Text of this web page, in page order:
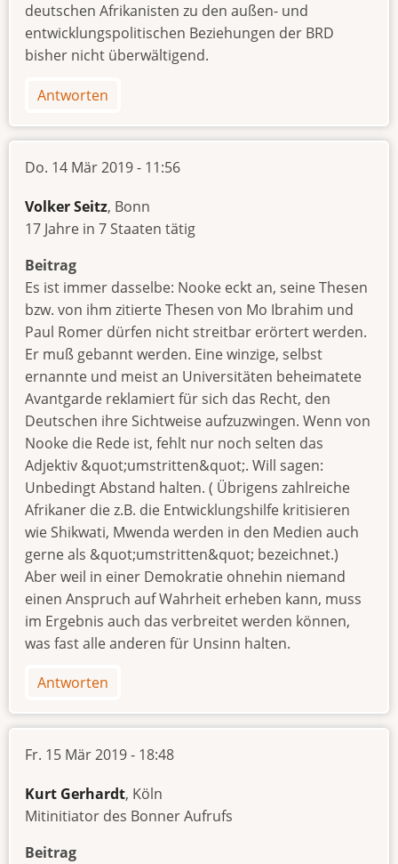
deutschen Afrikanisten zu den außen- und
entwicklungspolitischen Beziehungen der BRD
bisher nicht überwältigend.
Antworten
Do. 14 Mär 2019 - 11:56
Volker Seitz, Bonn
17 Jahre in 7 Staaten tätig
Beitrag
Es ist immer dasselbe: Nooke eckt an, seine Thesen
bzw. von ihm zitierte Thesen von Mo Ibrahim und
Paul Romer dürfen nicht streitbar erörtert werden.
Er muß gebannt werden. Eine winzige, selbst
ernannte und meist an Universitäten beheimatete
Avantgarde reklamiert für sich das Recht, den
Deutschen ihre Sichtweise aufzuzwingen. Wenn von
Nooke die Rede ist, fehlt nur noch selten das
Adjektiv &quot;umstritten&quot;. Will sagen:
Unbedingt Abstand halten. ( Übrigens zahlreiche
Afrikaner die z.B. die Entwicklungshilfe kritisieren
wie Shikwati, Mwenda werden in den Medien auch
gerne als &quot;umstritten&quot; bezeichnet.)
Aber weil in einer Demokratie ohnehin niemand
einen Anspruch auf Wahrheit erheben kann, muss
im Ergebnis auch das verbreitet werden können,
was fast alle anderen für Unsinn halten.
Antworten
Fr. 15 Mär 2019 - 18:48
Kurt Gerhardt, Köln
Mitinitiator des Bonner Aufrufs
Beitrag